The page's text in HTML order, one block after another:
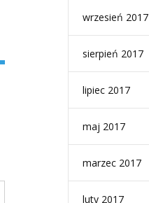
wrzesień 2017
sierpień 2017
lipiec 2017
maj 2017
marzec 2017
luty 2017